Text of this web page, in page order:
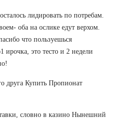
лидировать по потребам.
оба на ослике едут верхом.
что пользуешься
это тесто и 2 недели
друга Купить Пропионат
словно в казино Нынешний